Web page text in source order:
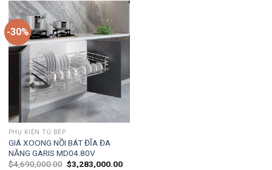
-30%
PHỤ KIỆN TỦ BẾP
GIÁ XOONG NỒI BÁT ĐĨA ĐA
NĂNG GARIS MD04.80V
$4,690,000.00 $3,283,000.00